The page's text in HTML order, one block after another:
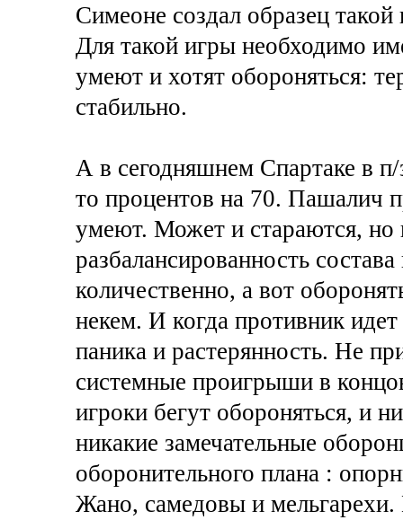
Симеоне создал образец
Для такой игры необходимо
умеют и хотят обороняться:
стабильно.
А в сегодняшнем Спартаке в
то процентов на 70. Пашалич
умеют. Может и стараются, но
разбалансированность
количественно, а вот
некем. И когда противник
паника и растерянность. Не
системные проигрыши в
игроки бегут обороняться, и
никакие замечательные
оборонительного плана :
Жано, самедовы и мельгарехи.